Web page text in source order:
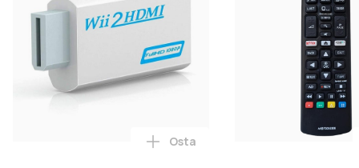
Lisää Wii HDMI-adapteri, 1080p
Osta